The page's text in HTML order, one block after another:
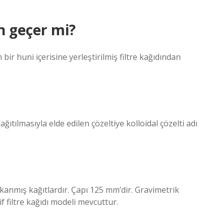
geçer mi?
bir huni içerisine yerleştirilmiş filtre kağıdından
elde edilen çözeltiye kolloidal çözelti adı
kağıtlardır. Çapı 125 mm’dir. Gravimetrik
filtre kağıdı modeli mevcuttur.